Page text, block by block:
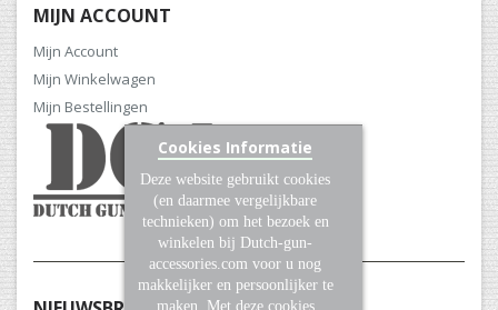
MIJN ACCOUNT
Mijn Account
Mijn Winkelwagen
Mijn Bestellingen
Cookies Informatie
Deze website gebruikt cookies
(en daarmee vergelijkbare
technieken) om het bezoek en
winkelen bij Dutch-gun-
accessories.com voor u nog
makkelijker en persoonlijker te
maken. Met deze cookies